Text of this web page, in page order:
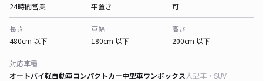
24時間営業
平置き
可
長さ
480cm 以下
車幅
180cm 以下
高さ
200cm 以下
対応車種
オートバイ軽自動車コンパクトカー中型車ワンボックス大型車・SUV